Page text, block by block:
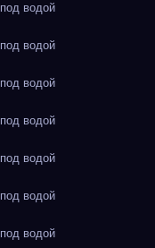
водой
водой
водой
водой
водой
водой
водой